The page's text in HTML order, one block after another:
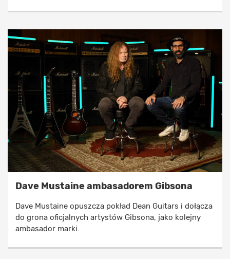
Dave Mustaine ambasadorem Gibsona
Dave Mustaine opuszcza pokład Dean Guitars i dołącza
do grona oficjalnych artystów Gibsona, jako kolejny
ambasador marki.